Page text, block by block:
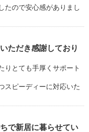
たので安心感がありまし
ただき感謝しており
りとても手厚くサポート
スピーディーに対応いた
で新居に暮らせてい